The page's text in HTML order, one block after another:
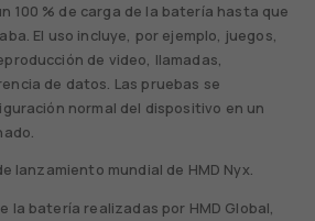
100 % de carga de la batería hasta que
El uso incluye, por ejemplo, juegos,
de video, llamadas,
de datos. Las pruebas se
normal del dispositivo en un
lanzamiento mundial de HMD Nyx.
la batería realizadas por HMD Global,